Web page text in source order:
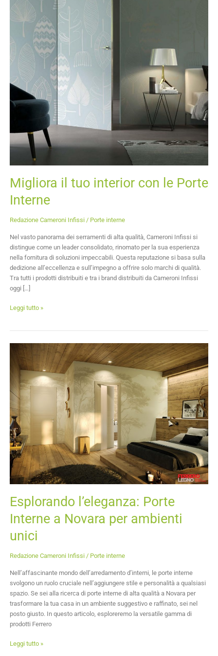
Migliora il tuo interior con le Porte
Interne
Redazione Cameroni Infissi / Porte interne
Nel vasto panorama dei serramenti di alta qualità, Cameroni Infissi si
distingue come un leader consolidato, rinomato per la sua esperienza
nella fornitura di soluzioni impeccabili. Questa reputazione si basa sulla
dedizione all’eccellenza e sull’impegno a offrire solo marchi di qualità.
Tra tutti i prodotti distribuiti e tra i brand distribuiti da Cameroni Infissi
oggi […]
Leggi tutto »
Esplorando l’eleganza: Porte
Interne a Novara per ambienti
unici
Redazione Cameroni Infissi / Porte interne
Nell’affascinante mondo dell’arredamento d’interni, le porte interne
svolgono un ruolo cruciale nell’aggiungere stile e personalità a qualsiasi
spazio. Se sei alla ricerca di porte interne di alta qualità a Novara per
trasformare la tua casa in un ambiente suggestivo e raffinato, sei nel
posto giusto. In questo articolo, esploreremo la versatile gamma di
prodotti Ferrero
Esplorando
l’eleganza:
Porte
Interne
a
Novara
per
ambienti
unici
Leggi tutto »